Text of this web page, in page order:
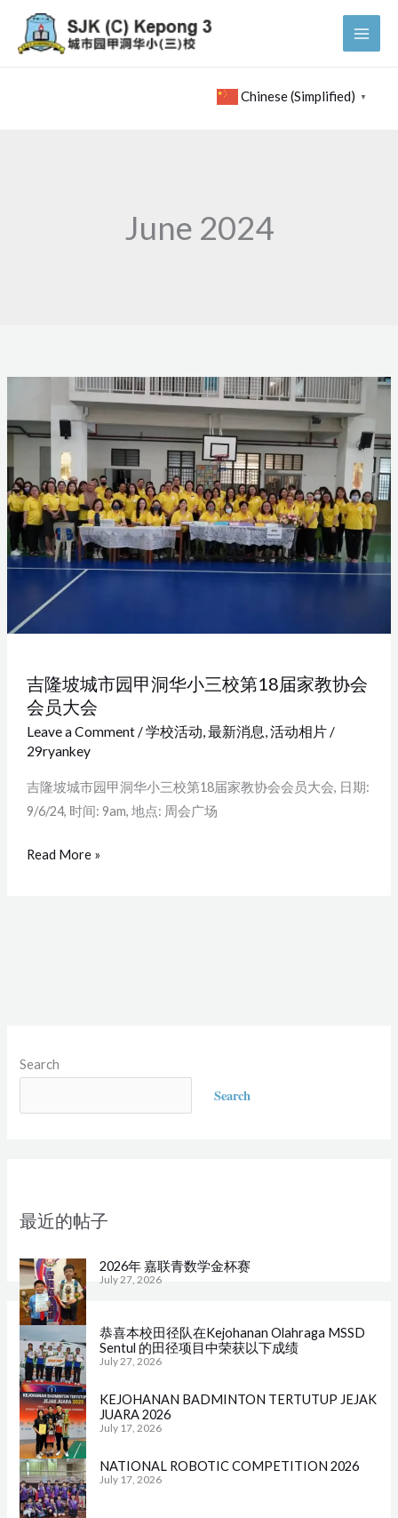
content
Chinese (Simplified) ▼
June 2024
吉隆坡城市园甲洞华小三校第18届家教协会
会员大会
Leave a Comment/学校活动,最新消息,活动相片/
29ryankey
吉隆坡城市园甲洞华小三校第18届家教协会会员大会, 日期:
9/6/24, 时间: 9am, 地点: 周会广场
坡
市
园
甲
洞
小
三
第
18
届
家
协
会
Read More »
Search
Search
最近的帖子
2026年 嘉联青数学金杯赛
July 27, 2026
恭喜本校田径队在Kejohanan Olahraga MSSD
Sentul 的田径项目中荣获以下成绩
July 27, 2026
KEJOHANAN BADMINTON TERTUTUP JEJAK
JUARA 2026
July 17, 2026
NATIONAL ROBOTIC COMPETITION 2026
July 17, 2026